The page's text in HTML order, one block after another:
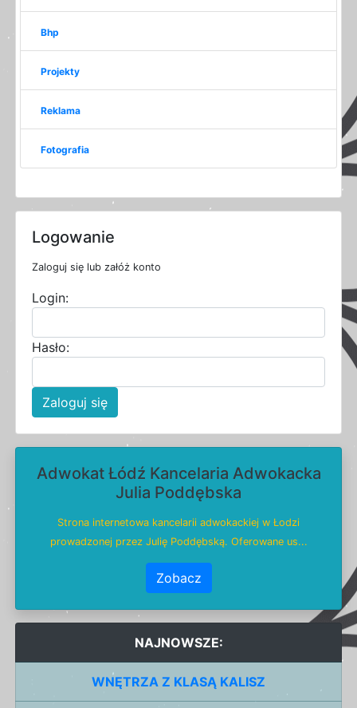
Bhp
Projekty
Reklama
Fotografia
Logowanie
Zaloguj się lub załóż konto
Login:
Hasło:
Zaloguj się
Adwokat Łódź Kancelaria Adwokacka
Julia Poddębska
Strona internetowa kancelarii adwokackiej w Łodzi
prowadzonej przez Julię Poddębską. Oferowane us...
Zobacz
NAJNOWSZE:
WNĘTRZA Z KLASĄ KALISZ